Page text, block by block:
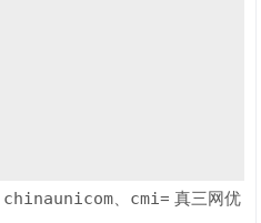
chinaunicom cmi= 真三网优